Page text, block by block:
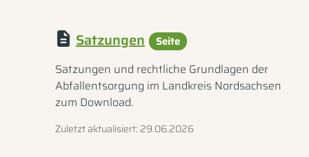
Satzungen Seite
Satzungen und rechtliche Grundlagen der
Abfallentsorgung im Landkreis Nordsachsen
zum Download.
Zuletzt aktualisiert: 29.06.2026